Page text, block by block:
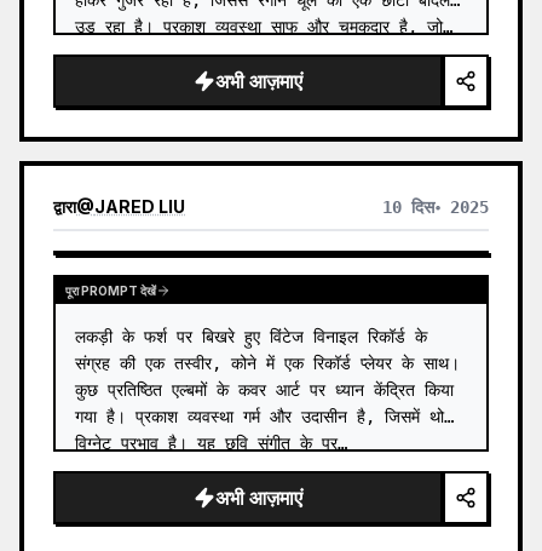
उड़ रहा है। प्रकाश व्यवस्था साफ और चमकदार है, जो…
अभी आज़माएं
द्वारा@JARED LIU 10 दिस॰ 2025
पूरा PROMPT देखें
लकड़ी के फर्श पर बिखरे हुए विंटेज विनाइल रिकॉर्ड के
संग्रह की एक तस्वीर, कोने में एक रिकॉर्ड प्लेयर के साथ।
कुछ प्रतिष्ठित एल्बमों के कवर आर्ट पर ध्यान केंद्रित किया
गया है। प्रकाश व्यवस्था गर्म और उदासीन है, जिसमें थोड़ा
विग्नेट प्रभाव है। यह छवि संगीत के प्र…
अभी आज़माएं